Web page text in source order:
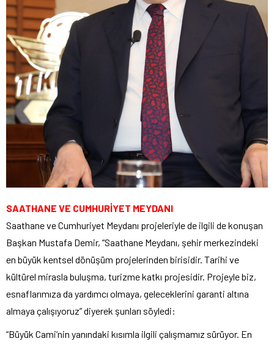
SAATHANE VE CUMHURİYET MEYDANI
Saathane ve Cumhuriyet Meydanı projeleriyle de ilgili de konuşan
Başkan Mustafa Demir, “Saathane Meydanı, şehir merkezindeki
en büyük kentsel dönüşüm projelerinden birisidir. Tarihi ve
kültürel mirasla buluşma, turizme katkı projesidir. Projeyle biz,
esnaflarımıza da yardımcı olmaya, geleceklerini garanti altına
almaya çalışıyoruz” diyerek şunları söyledi:
“Büyük Cami’nin yanındaki kısımla ilgili çalışmamız sürüyor. En